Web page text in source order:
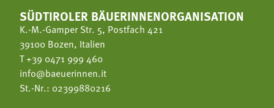
SÜDTIROLER BÄUERINNENORGANISATION
K.-M.-Gamper Str. 5, Postfach 421
39100 Bozen, Italien
T+39 0471 999 460
info@baeuerinnen.it
St.-Nr.: 02399880216